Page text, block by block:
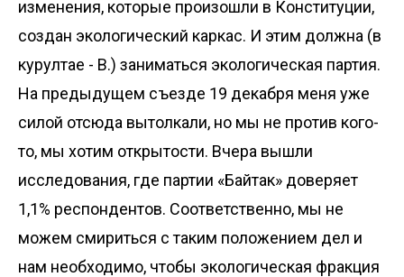
изменения, которые произошли в Конституции,
создан экологический каркас. И этим должна (в
курултае - В.) заниматься экологическая партия.
На предыдущем съезде 19 декабря меня уже
силой отсюда вытолкали, но мы не против кого-
то, мы хотим открытости. Вчера вышли
исследования, где партии «Байтак» доверяет
1,1% респондентов. Соответственно, мы не
можем смириться с таким положением дел и
нам необходимо, чтобы экологическая фракция